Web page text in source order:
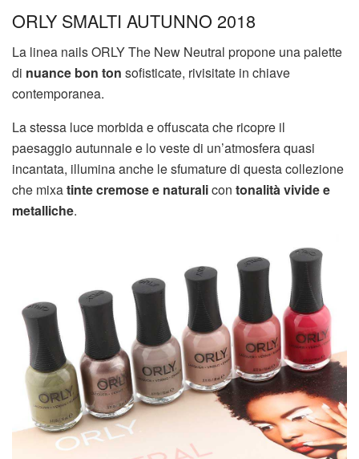
ORLY SMALTI AUTUNNO 2018
La linea nails ORLY The New Neutral propone una palette
di nuance bon ton sofisticate, rivisitate in chiave
contemporanea.
La stessa luce morbida e offuscata che ricopre il
paesaggio autunnale e lo veste di un’atmosfera quasi
incantata, illumina anche le sfumature di questa collezione
che mixatinte cremose e naturalicon tonalità vivide e
metalliche.